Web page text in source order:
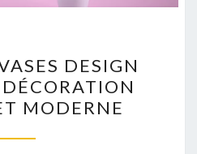
5
DES
VASES
DESIGN
DESIGN
MODERNE